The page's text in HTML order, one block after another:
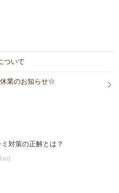
ついて
業のお知らせ☆
ミ対策の正解とは？